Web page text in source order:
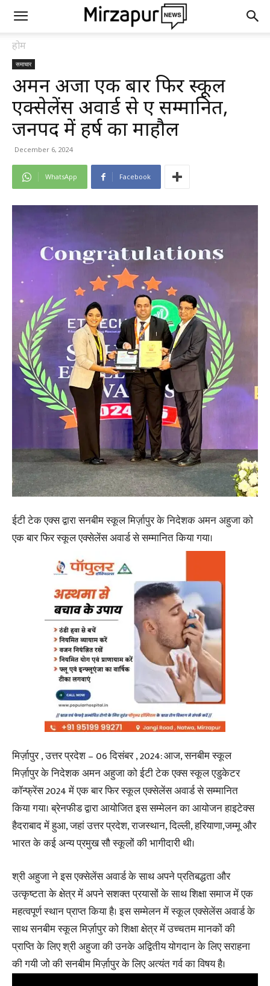
होम
समाचार
अमन अहुजा एक बार फिर स्कूल
एक्सेलेंस अवार्ड से हुए सम्मानित,
जनपद में हर्ष का माहौल
December 6, 2024
WhatsApp Facebook
ईटी टेक एक्स द्वारा सनबीम स्कूल मिर्ज़ापुर के निदेशक अमन अहुजा को
एक बार फिर स्कूल एक्सेलेंस अवार्ड से सम्मानित किया गया।
मिर्ज़ापुर , उत्तर प्रदेश – 06 दिसंबर , 2024: आज, सनबीम स्कूल
मिर्ज़ापुर के निदेशक अमन अहुजा को ईटी टेक एक्स स्कूल एडुकेटर
कॉन्फ्रेंस 2024 में एक बार फिर स्कूल एक्सेलेंस अवार्ड से सम्मानित
किया गया। ब्रेनफीड द्वारा आयोजित इस सम्मेलन का आयोजन हाइटेक्स
हैदराबाद में हुआ, जहां उत्तर प्रदेश, राजस्थान, दिल्ली, हरियाणा,जम्मू और
भारत के कई अन्य प्रमुख सौ स्कूलों की भागीदारी थी।
श्री अहुजा ने इस एक्सेलेंस अवार्ड के साथ अपने प्रतिबद्धता और
उत्कृष्टता के क्षेत्र में अपने सशक्त प्रयासों के साथ शिक्षा समाज में एक
महत्वपूर्ण स्थान प्राप्त किया है। इस सम्मेलन में स्कूल एक्सेलेंस अवार्ड के
साथ सनबीम स्कूल मिर्ज़ापुर को शिक्षा क्षेत्र में उच्चतम मानकों की
प्राप्ति के लिए श्री अहुजा की उनके अद्वितीय योगदान के लिए सराहना
की गयी जो की सनबीम मिर्ज़ापुर के लिए अत्यंत गर्व का विषय है।